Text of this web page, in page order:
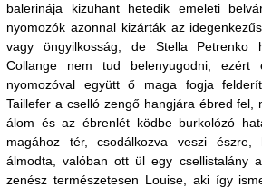
balerinája kizuhant hetedik emeleti
nyomozók azonnal kizárták az
vagy öngyilkosság, de Stella Petrenko
Collange nem tud belenyugodni, ezért
nyomozóval együtt ő maga fogja
Taillefer a cselló zengő hangjára ébred fel,
álom és az ébrenlét ködbe burkolózó
magához tér, csodálkozva veszi
álmodta, valóban ott ül egy csellistalány
zenész természetesen Louise, aki így